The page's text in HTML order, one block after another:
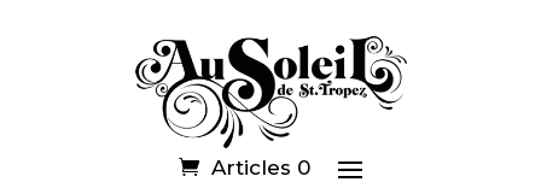
Articles 0